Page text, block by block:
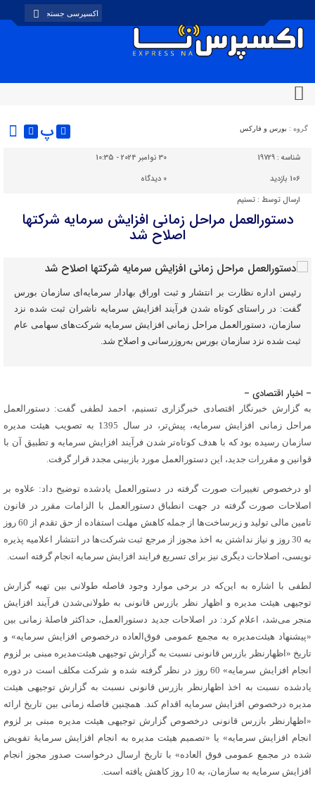
گروه : بورس و فارکس پ
شناسه : 19729
30 نوامبر 2024 - 10:35
106 بازدید
0 دیدگاه
ارسال توسط : تسنیم
دستورالعمل مراحل زمانی افزایش سرمایه شرکتها
اصلاح شد
رئیس اداره نظارت بر انتشار و ثبت اوراق بهادار سرمایه‌ای سازمان بورس
گفت: در راستای کوتاه‌ شدن فرآیند افزایش سرمایه ناشران ثبت شده نزد
سازمان، دستورالعمل مراحل زمانی افزایش سرمایه شرکت‌های سهامی عام
ثبت شده نزد سازمان بورس به‌روزرسانی و اصلاح شد.
– اخبار اقتصادی –
به گزارش خبرنگار اقتصادی خبرگزاری تسنیم، احمد لطفی گفت: دستورالعمل
مراحل زمانی افزایش سرمایه، پیش‌تر، در سال 1395 به تصویب هیئت مدیره
سازمان رسیده بود که با هدف کوتاه‌تر شدن فرآیند افزایش سرمایه و تطبیق آن با
قوانین و مقررات جدید، این دستورالعمل مورد بازبینی مجدد قرار گرفت.
او درخصوص تغییرات صورت گرفته در دستورالعمل یادشده توضیح داد: علاوه بر
اصلاحات صورت گرفته در جهت انطباق دستورالعمل با الزامات مقرر در قانون
تامین مالی تولید و زیرساخت‌ها از جمله کاهش مهلت استفاده از حق تقدم از 60 روز
به 30 روز و نیاز نداشتن به اخذ مجوز از مرجع ثبت شرکت‌ها در انتشار اعلامیه پذیره
نویسی، اصلاحات دیگری نیز برای تسریع فرایند افزایش سرمایه انجام گرفته است.
لطفی با اشاره به این‌که در برخی موارد وجود فاصله طولانی بین تهیه گزارش
توجیهی هیئت مدیره و اظهار نظر بازرس قانونی به طولانی‌شدن فرآیند افزایش
منجر می‌شد، اعلام کرد: در اصلاحات جدید دستورالعمل، حداکثر فاصلۀ زمانی بین
«پیشنهاد هیئت‌مدیره به‌ مجمع‌ عمومی‌ فوق‌العاده درخصوص افزایش‌ سرمایه» و
تاریخ‌ «اظهارنظر بازرس قانونی‌ نسبت‌ به‌ گزارش توجیهی‌ هیئت‌مدیره مبنی‌ بر لزوم
انجام افزایش‌ سرمایه» 60 روز در نظر گرفته شده و شرکت مکلف است در دوره
یادشده نسبت به اخذ اظهارنظر بازرس قانونی نسبت به گزارش توجیهی هیئت
مدیره درخصوص افزایش سرمایه اقدام کند. همچنین فاصله زمانی بین تاریخ ارائه
«اظهارنظر بازرس قانونی درخصوص گزارش توجیهی هیئت مدیره مبنی بر لزوم
انجام افزایش سرمایه» یا «تصمیم هیئت مدیره به انجام افزایش سرمایۀ تفویض
شده در مجمع عمومی فوق العاده» با تاریخ ارسال درخواست صدور مجوز انجام
افزایش سرمایه به سازمان، به 10 روز کاهش یافته است.